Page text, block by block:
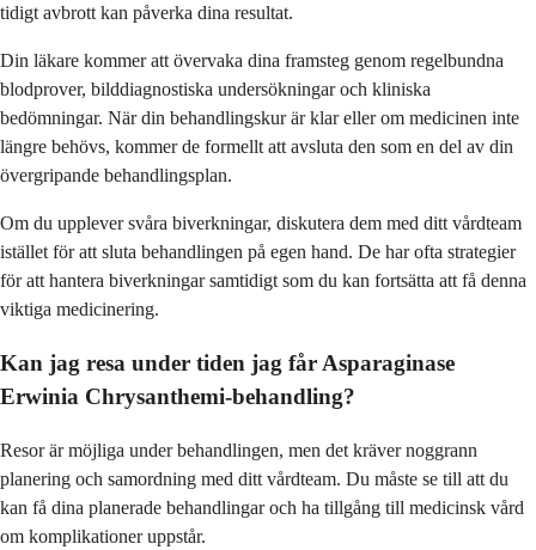
tidigt avbrott kan påverka dina resultat.
Din läkare kommer att övervaka dina framsteg genom regelbundna
blodprover, bilddiagnostiska undersökningar och kliniska
bedömningar. När din behandlingskur är klar eller om medicinen inte
längre behövs, kommer de formellt att avsluta den som en del av din
övergripande behandlingsplan.
Om du upplever svåra biverkningar, diskutera dem med ditt vårdteam
istället för att sluta behandlingen på egen hand. De har ofta strategier
för att hantera biverkningar samtidigt som du kan fortsätta att få denna
viktiga medicinering.
Kan jag resa under tiden jag får Asparaginase
Erwinia Chrysanthemi-behandling?
Resor är möjliga under behandlingen, men det kräver noggrann
planering och samordning med ditt vårdteam. Du måste se till att du
kan få dina planerade behandlingar och ha tillgång till medicinsk vård
om komplikationer uppstår.